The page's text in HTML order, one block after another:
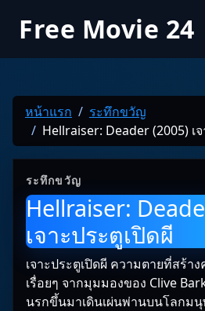
Free Movie 24
หน้าแรก
ระทึกขวัญ
Hellraiser: Deader (2005) เ
ระทึกขวัญ
Hellraiser:
เจาะประตูเปิดผี
เจาะประตูเปิดผี ความตายที่สร้
เรื่อยๆ จากมุมมองของ Clive
นรกขึ้นมาเดินเผ่นพ่านบนโลกม